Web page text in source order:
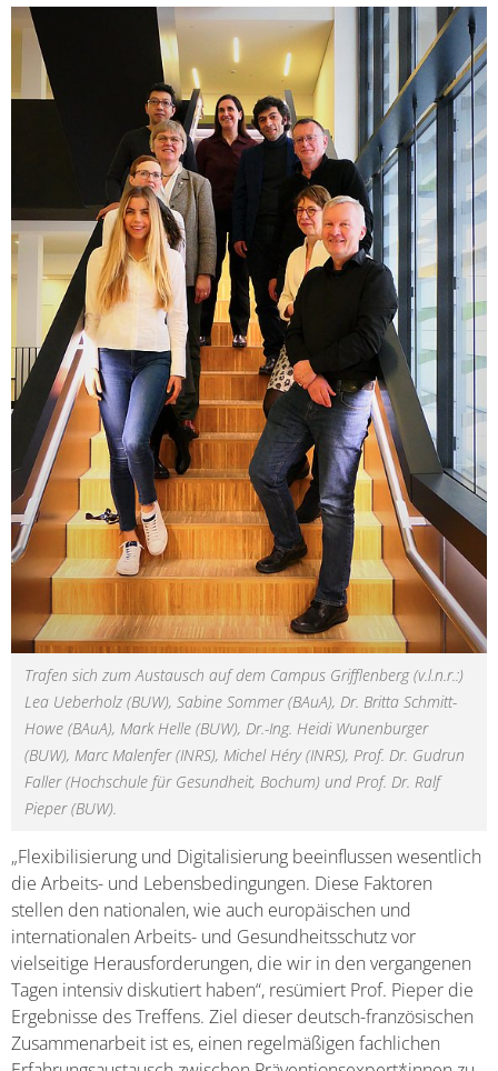
Trafen sich zum Austausch auf dem Campus Grifflenberg (v.l.n.r.:)
Lea Ueberholz (BUW), Sabine Sommer (BAuA), Dr. Britta Schmitt-
Howe (BAuA), Mark Helle (BUW), Dr.-Ing. Heidi Wunenburger
(BUW), Marc Malenfer (INRS), Michel Héry (INRS), Prof. Dr. Gudrun
Faller (Hochschule für Gesundheit, Bochum) und Prof. Dr. Ralf
Pieper (BUW).
„Flexibilisierung und Digitalisierung beeinflussen wesentlich
die Arbeits- und Lebensbedingungen. Diese Faktoren
stellen den nationalen, wie auch europäischen und
internationalen Arbeits- und Gesundheitsschutz vor
vielseitige Herausforderungen, die wir in den vergangenen
Tagen intensiv diskutiert haben“, resümiert Prof. Pieper die
Ergebnisse des Treffens. Ziel dieser deutsch-französischen
Zusammenarbeit ist es, einen regelmäßigen fachlichen